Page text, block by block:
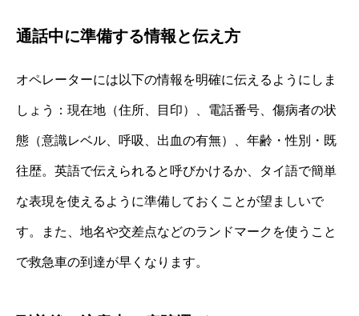
通話中に準備する情報と伝え方
オペレーターには以下の情報を明確に伝えるようにしま
しょう：現在地（住所、目印）、電話番号、傷病者の状
態（意識レベル、呼吸、出血の有無）、年齢・性別・既
往歴。英語で伝えられると呼びかけるか、タイ語で簡単
な表現を使えるように準備しておくことが望ましいで
す。また、地名や交差点などのランドマークを使うこと
で救急車の到達が早くなります。